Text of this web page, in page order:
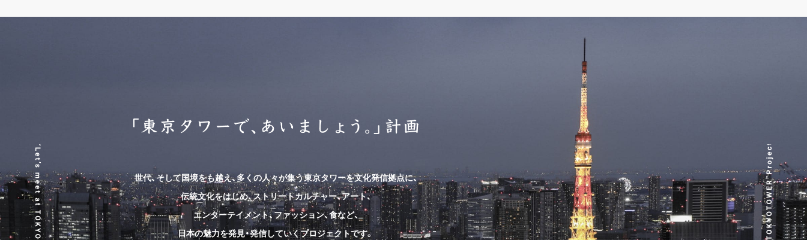
世代、そして国境をも越え、多くの人々が集う東京タワーを文化発信拠点に、
伝統文化をはじめ、ストリートカルチャー、アート、
エンターテイメント、ファッション、食など、
日本の魅力を発見・発信していくプロジェクトです。